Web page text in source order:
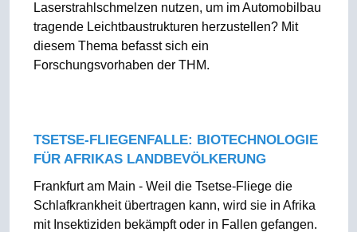
Laserstrahlschmelzen nutzen, um im Automobilbau
tragende Leichtbaustrukturen herzustellen? Mit
diesem Thema befasst sich ein
Forschungsvorhaben der THM.
TSETSE-FLIEGENFALLE: BIOTECHNOLOGIE
FÜR AFRIKAS LANDBEVÖLKERUNG
Frankfurt am Main - Weil die Tsetse-Fliege die
Schlafkrankheit übertragen kann, wird sie in Afrika
mit Insektiziden bekämpft oder in Fallen gefangen.